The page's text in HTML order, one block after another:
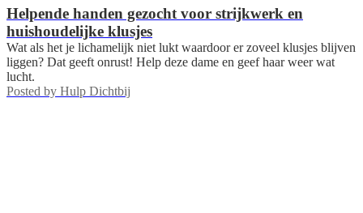
Helpende handen gezocht voor strijkwerk en
huishoudelijke klusjes
Wat als het je lichamelijk niet lukt waardoor er zoveel klusjes blijven
liggen? Dat geeft onrust! Help deze dame en geef haar weer wat
lucht.
Posted by Hulp Dichtbij